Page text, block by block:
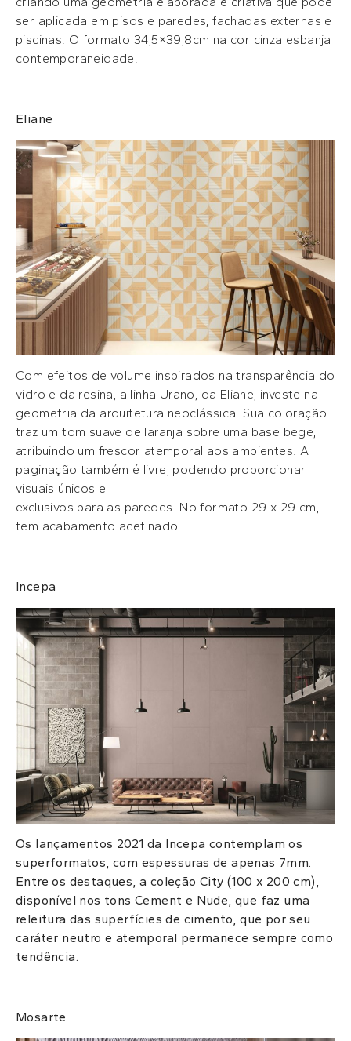
ser aplicada em pisos e paredes, fachadas externas e
piscinas. O formato 34,5×39,8cm na cor cinza esbanja
contemporaneidade.
Eliane
Com efeitos de volume inspirados na transparência do
vidro e da resina, a linha Urano, da Eliane, investe na
geometria da arquitetura neoclássica. Sua coloração
traz um tom suave de laranja sobre uma base bege,
atribuindo um frescor atemporal aos ambientes. A
paginação também é livre, podendo proporcionar
visuais únicos e
exclusivos para as paredes. No formato 29 x 29 cm,
tem acabamento acetinado.
Incepa
Os lançamentos 2021 da Incepa contemplam os
superformatos, com espessuras de apenas 7mm.
Entre os destaques, a coleção City (100 x 200 cm),
disponível nos tons Cement e Nude, que faz uma
releitura das superfícies de cimento, que por seu
caráter neutro e atemporal permanece sempre como
tendência.
Mosarte